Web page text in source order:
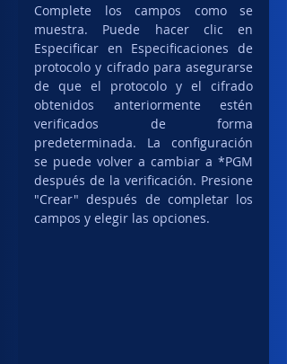
Complete los campos como se
muestra. Puede hacer clic en
Especificar en Especificaciones de
protocolo y cifrado para asegurarse
de que el protocolo y el cifrado
obtenidos anteriormente estén
verificados de forma
predeterminada. La configuración
se puede volver a cambiar a *PGM
después de la verificación. Presione
"Crear" después de completar los
campos y elegir las opciones.